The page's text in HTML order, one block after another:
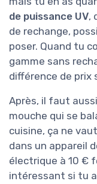
de puissance UV,
de rechange,
poser. Quand tu
gamme sans
différence de prix
Après, il faut
mouche qui se
cuisine, ça ne
dans un appareil
électrique à 10 €
intéressant si tu